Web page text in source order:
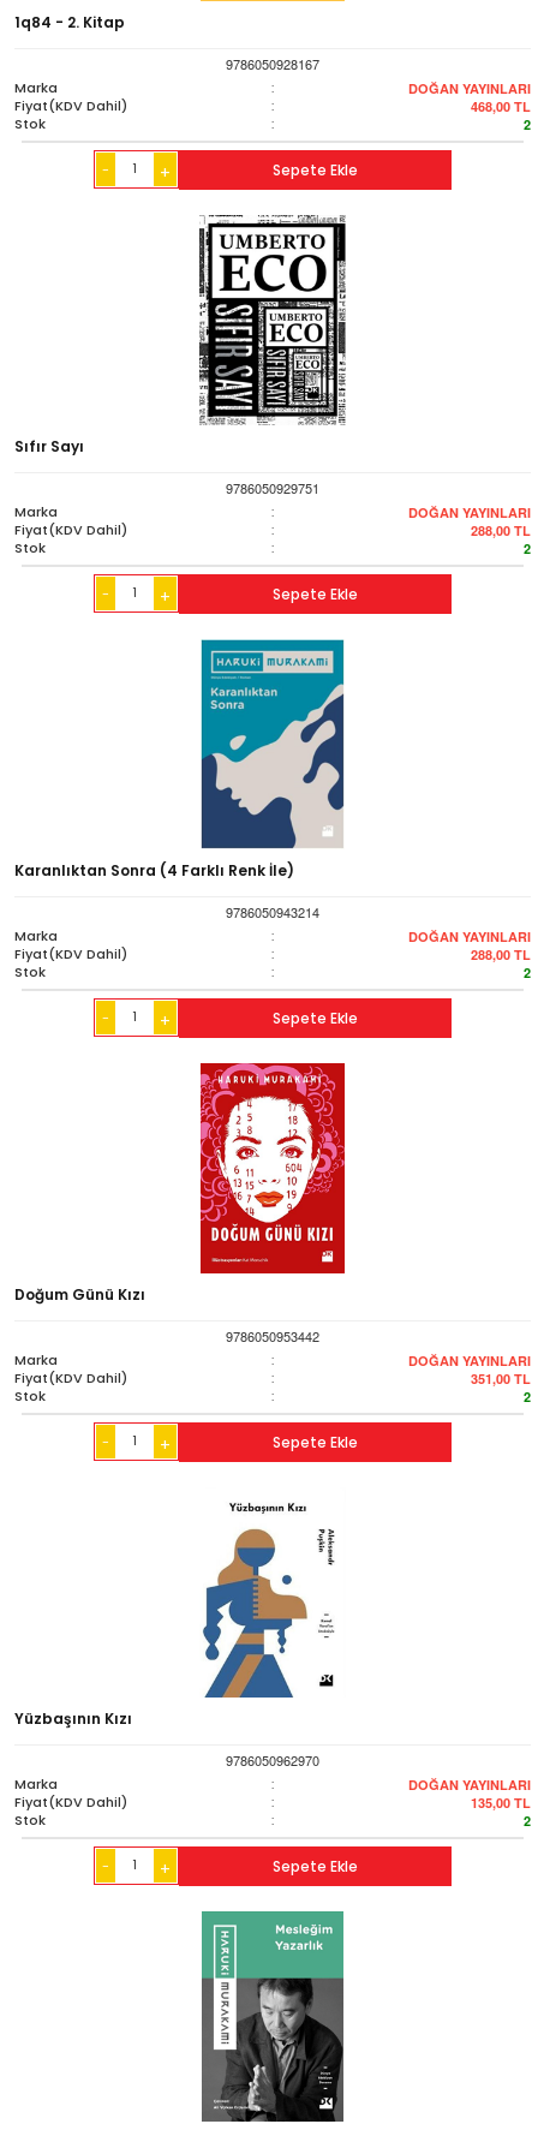
1q84 - 2. Kitap
9786050928167
Marka
: DOĞAN YAYINLARI
Fiyat(KDV Dahil) : 468,00 TL
Stok : 2
- + Sepete Ekle
Sıfır Sayı
9786050929751
Marka
: DOĞAN YAYINLARI
Fiyat(KDV Dahil) : 288,00 TL
Stok : 2
- + Sepete Ekle
Karanlıktan Sonra (4 Farklı Renk İle)
9786050943214
Marka
: DOĞAN YAYINLARI
Fiyat(KDV Dahil) : 288,00 TL
Stok : 2
- + Sepete Ekle
Doğum Günü Kızı
9786050953442
Marka
: DOĞAN YAYINLARI
Fiyat(KDV Dahil) : 351,00 TL
Stok : 2
- + Sepete Ekle
Yüzbaşının Kızı
9786050962970
Marka
: DOĞAN YAYINLARI
Fiyat(KDV Dahil) : 135,00 TL
Stok : 2
- + Sepete Ekle